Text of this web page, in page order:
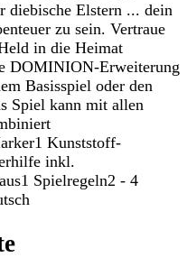
diebische Elstern ... dein
zu sein. Vertraue
in die Heimat
DOMINION-Erweiterung
Basisspiel oder den
Spiel kann mit allen
Kunststoff-
inkl.
Spielregeln2 - 4